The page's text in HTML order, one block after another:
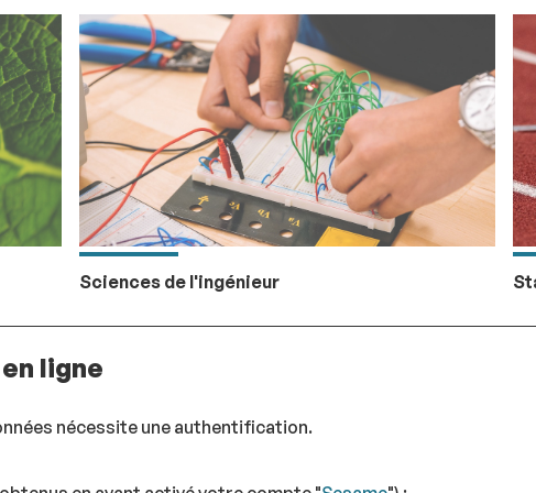
Sciences de l'ingénieur
ligne
nécessite une authentification.